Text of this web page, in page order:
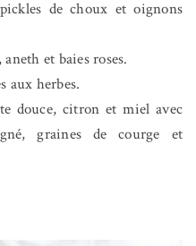
de choux et oignons
et baies roses.
aux herbes.
douce, citron et miel avec
graines de courge et